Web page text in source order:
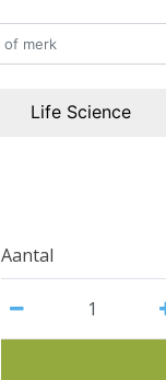
Life Science
Aantal